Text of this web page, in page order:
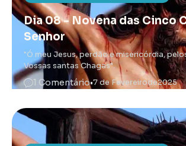
Dia 08 - Novena das Cinco
Senhor
"Ó meu Jesus, perdão e misericórdia,
Vossas santas Chagas".
1 Comentário•7 de Fevereirode2025